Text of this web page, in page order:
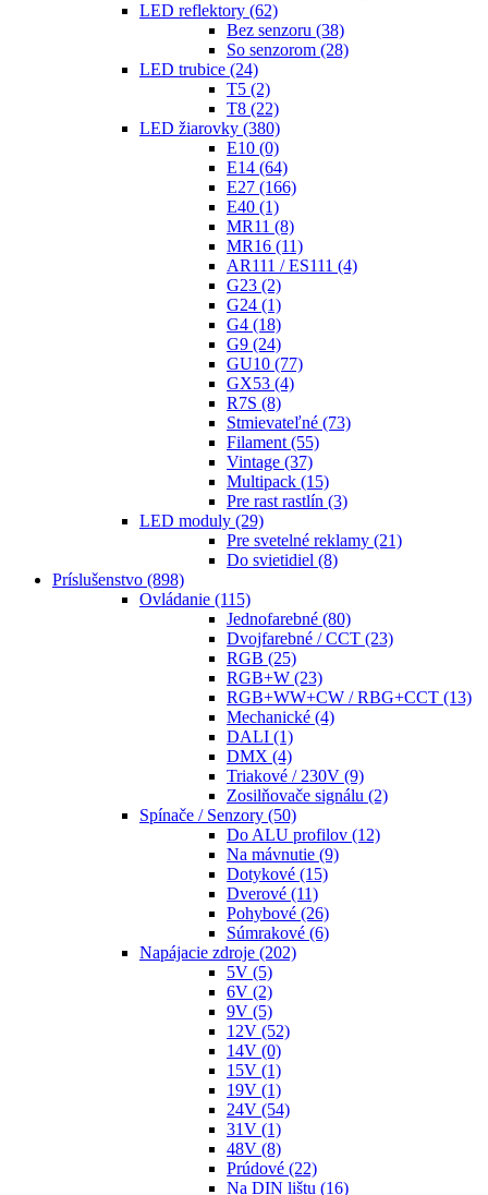
LED reflektory (62)
Bez senzoru (38)
So senzorom (28)
LED trubice (24)
T5 (2)
T8 (22)
LED žiarovky (380)
E10 (0)
E14 (64)
E27 (166)
E40 (1)
MR11 (8)
MR16 (11)
AR111 / ES111 (4)
G23 (2)
G24 (1)
G4 (18)
G9 (24)
GU10 (77)
GX53 (4)
R7S (8)
Stmievateľné (73)
Filament (55)
Vintage (37)
Multipack (15)
Pre rast rastlín (3)
LED moduly (29)
Pre svetelné reklamy (21)
Do svietidiel (8)
Príslušenstvo (898)
Ovládanie (115)
Jednofarebné (80)
Dvojfarebné / CCT (23)
RGB (25)
RGB+W (23)
RGB+WW+CW / RBG+CCT (13)
Mechanické (4)
DALI (1)
DMX (4)
Triakové / 230V (9)
Zosilňovače signálu (2)
Spínače / Senzory (50)
Do ALU profilov (12)
Na mávnutie (9)
Dotykové (15)
Dverové (11)
Pohybové (26)
Súmrakové (6)
Napájacie zdroje (202)
5V (5)
6V (2)
9V (5)
12V (52)
14V (0)
15V (1)
19V (1)
24V (54)
31V (1)
48V (8)
Prúdové (22)
Na DIN lištu (16)